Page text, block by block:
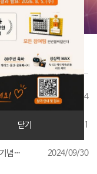
닫기
[서울공대동창회] 서울공대 85학번, 입학 40주년 기념행사 성료
2025/07/24
[서울공대동창회] 서울공대 95학번, 입학 30주년 기념행사 성료
2025/07/11
[서울공대동창회] 서울공대 75학번, 입학 50주년 기념행사 성료
2024/09/30